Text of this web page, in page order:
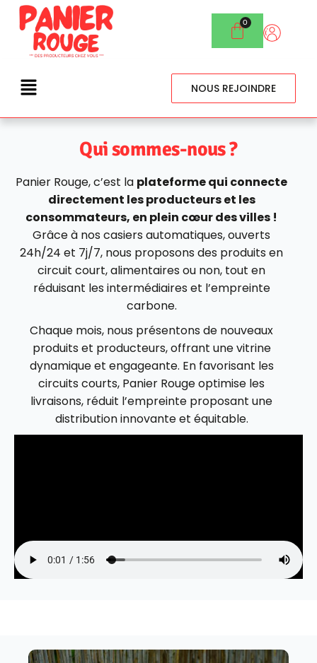
NOUS REJOINDRE
Qui sommes-nous ?
Panier Rouge, c’est la plateforme qui connecte
directement les producteurs et les
consommateurs, en plein cœur des villes !
Grâce à nos casiers automatiques, ouverts
24h/24 et 7j/7, nous proposons des produits en
circuit court, alimentaires ou non, tout en
réduisant les intermédiaires et l’empreinte
carbone.
Chaque mois, nous présentons de nouveaux
produits et producteurs, offrant une vitrine
dynamique et engageante. En favorisant les
circuits courts, Panier Rouge optimise les
livraisons, réduit l’empreinte proposant une
distribution innovante et équitable.